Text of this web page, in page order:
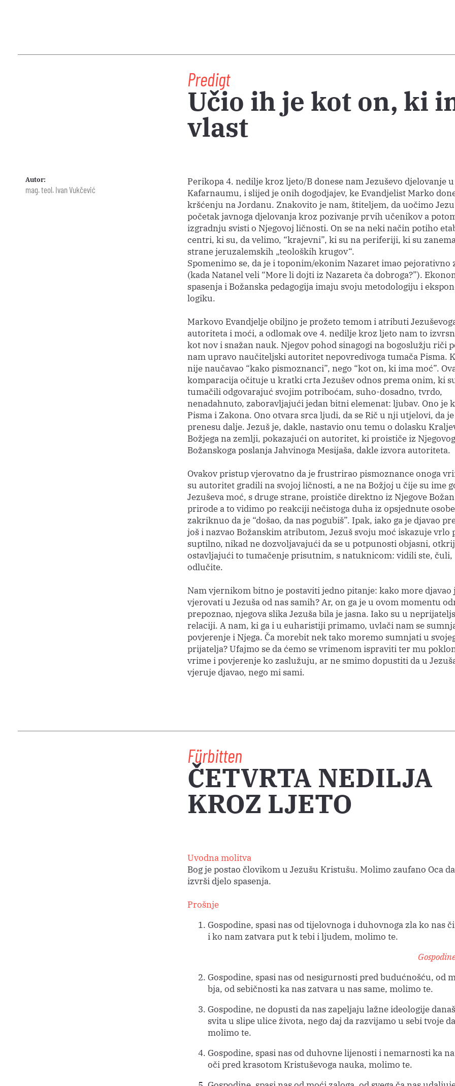
Predigt
Učio ih je kot on, ki
vlast
Autor:
mag. teol. Ivan Vukčević
Perikopa 4. nedilje kroz ljeto/B donese nam Jezuševo djelovanje u
Kafarnaumu, i slijed je onih dogodjajev, ke Evandjelist Marko
kršćenju na Jordanu. Znakovito je nam, štiteljem, da uočimo
početak javnoga djelovanja kroz pozivanje prvih učenikov a
izgradnju svisti o Njegovoj ličnosti. On se na neki način potiho
centri, ki su, da velimo, “krajevni”, ki su na periferiji, ki su
strane jeruzalemskih „teoloških krugov“.
Spomenimo se, da je i toponim/ekonim Nazaret imao pejorativno
(kada Natanel veli “More li dojti iz Nazareta ča dobroga?”).
spasenja i Božanska pedagogija imaju svoju metodologiju i
logiku.
Markovo Evandjelje obiljno je prožeto temom i atributi
autoriteta i moći, a odlomak ove 4. nedilje kroz ljeto nam to
kot nov i snažan nauk. Njegov pohod sinagogi na bogoslužju riči
nam upravo naučiteljski autoritet nepovredivoga tumača Pisma.
nije naučavao “kako pismoznanci”, nego “kot on, ki ima moć”.
komparacija očituje u kratki crta Jezušev odnos prema onim, ki
tumačili odgovarajuć svojim potriboćam, suho-dosadno, tvrdo,
nenadahnuto, zaboravljajući jedan bitni elemenat: ljubav. Ono je
Pisma i Zakona. Ono otvara srca ljudi, da se Rič u nji utjelovi, da
prenesu dalje. Jezuš je, dakle, nastavio onu temu o dolasku
Božjega na zemlji, pokazajući on autoritet, ki proističe iz
Božanskoga poslanja Jahvinoga Mesijaša, dakle izvora autoriteta.
Ovakov pristup vjerovatno da je frustrirao pismoznance onoga
su autoritet gradili na svojoj ličnosti, a ne na Božjoj u čije su ime
Jezuševa moć, s druge strane, proističe direktno iz Njegove
prirode a to vidimo po reakciji nečistoga duha iz opsjednute
zakriknuo da je “došao, da nas pogubiš”. Ipak, iako ga je djavao
još i nazvao Božanskim atributom, Jezuš svoju moć iskazuje vrlo
suptilno, nikad ne dozvoljavajući da se u potpunosti objasni,
ostavljajući to tumačenje prisutnim, s natuknicom: vidili ste, čuli,
odlučite.
Nam vjernikom bitno je postaviti jedno pitanje: kako more djavao
vjerovati u Jezuša od nas samih? Ar, on ga je u ovom momentu
prepoznao, njegova slika Jezuša bila je jasna. Iako su u
relaciji. A nam, ki ga i u euharistiji primamo, uvlači nam se
povjerenje i Njega. Ča morebit nek tako moremo sumnjati u
prijatelja? Ufajmo se da ćemo se vrimenom ispraviti ter mu
vrime i povjerenje ko zaslužuju, ar ne smimo dopustiti da u
vjeruje djavao, nego mi sami.
Fürbitten
ČETVRTA NEDILJA
KROZ LJETO
Uvodna molitva
Bog je postao človikom u Jezušu Kristušu. Molimo zaufano Oca
izvrši djelo spasenja.
Prošnje
Gospodine, spasi nas od tijelovnoga i duhovnoga zla ko nas
i ko nam zatvara put k tebi i ljudem, molimo te.
Gospodine, spasi nas od nesigurnosti pred budućnošću, od
bja, od sebičnosti ka nas zatvara u nas same, molimo te.
Gospodine, ne dopusti da nas zapeljaju lažne ideologije
svita u slipe ulice života, nego daj da razvijamo u sebi tvoje
molimo te.
Gospodine, spasi nas od duhovne lijenosti i nemarnosti ka
oči pred krasotom Kristuševoga nauka, molimo te.